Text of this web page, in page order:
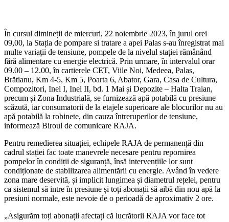
În cursul dimineții de miercuri, 22 noiembrie 2023, în jurul orei
09,00, la Stația de pompare si tratare a apei Palas s-au înregistrat mai
multe variații de tensiune, pompele de la nivelul stației rămânând
fără alimentare cu energie electrică. Prin urmare, în intervalul orar
09.00 – 12.00, în cartierele CET, Viile Noi, Medeea, Palas,
Brătianu, Km 4-5, Km 5, Poarta 6, Abator, Gara, Casa de Cultura,
Compozitori, Inel I, Inel II, bd. 1 Mai și Depozite – Halta Traian,
precum și Zona Industrială, se furnizează apă potabilă cu presiune
scăzută, iar consumatorii de la etajele superioare ale blocurilor nu au
apă potabilă la robinete, din cauza întreruperilor de tensiune,
informează Biroul de comunicare RAJA.
Pentru remedierea situației, echipele RAJA de permanență din
cadrul stației fac toate manevrele necesare pentru repornirea
pompelor în condiții de siguranță, însă intervențiile lor sunt
condiționate de stabilizarea alimentării cu energie. Având în vedere
zona mare deservită, și implicit lungimea și diametrul rețelei, pentru
ca sistemul să intre în presiune și toți abonații să aibă din nou apă la
presiuni normale, este nevoie de o perioadă de aproximativ 2 ore.
„Asigurăm toți abonații afectați că lucrătorii RAJA vor face tot